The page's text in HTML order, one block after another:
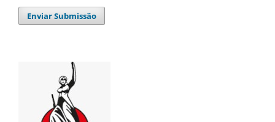
Enviar Submissão